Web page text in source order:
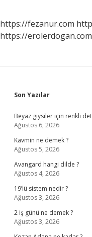
https://fezanur.com
https://
Sidebar
Son Yazılar
Beyaz giysiler için renkli
Ağustos 6, 2026
Kavmin ne demek ?
Ağustos 5, 2026
Avangard hangi dilde ?
Ağustos 4, 2026
19’lü sistem nedir ?
Ağustos 3, 2026
2 iş günü ne demek ?
Ağustos 3, 2026